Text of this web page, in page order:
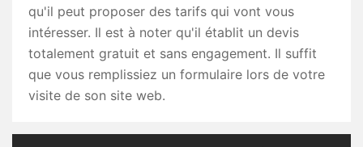
qu'il peut proposer des tarifs qui vont vous
intéresser. Il est à noter qu'il établit un devis
totalement gratuit et sans engagement. Il suffit
que vous remplissiez un formulaire lors de votre
visite de son site web.